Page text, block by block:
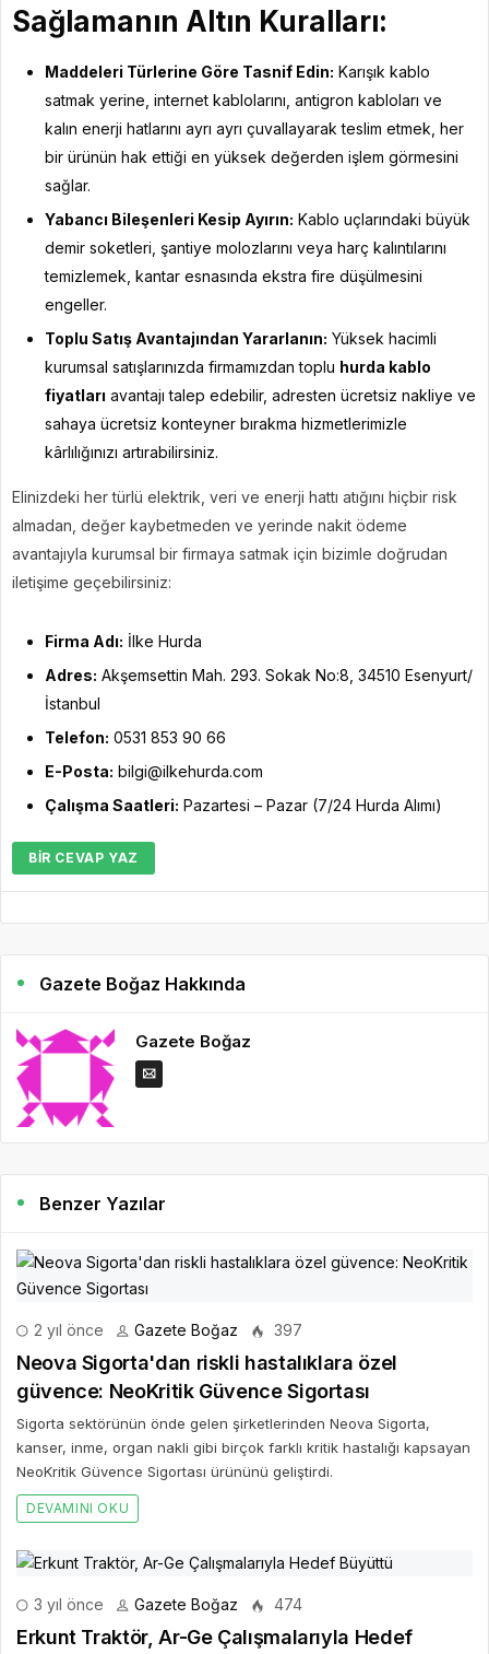
Sağlamanın Altın Kuralları:
Maddeleri Türlerine Göre Tasnif Edin: Karışık kablo
satmak yerine, internet kablolarını, antigron kabloları ve
kalın enerji hatlarını ayrı ayrı çuvallayarak teslim etmek, her
bir ürünün hak ettiği en yüksek değerden işlem görmesini
sağlar.
Yabancı Bileşenleri Kesip Ayırın: Kablo uçlarındaki büyük
demir soketleri, şantiye molozlarını veya harç kalıntılarını
temizlemek, kantar esnasında ekstra fire düşülmesini
engeller.
Toplu Satış Avantajından Yararlanın: Yüksek hacimli
kurumsal satışlarınızda firmamızdan toplu hurda kablo
fiyatları avantajı talep edebilir, adresten ücretsiz nakliye ve
sahaya ücretsiz konteyner bırakma hizmetlerimizle
kârlılığınızı artırabilirsiniz.
Elinizdeki her türlü elektrik, veri ve enerji hattı atığını hiçbir risk
almadan, değer kaybetmeden ve yerinde nakit ödeme
avantajıyla kurumsal bir firmaya satmak için bizimle doğrudan
iletişime geçebilirsiniz:
Firma Adı: İlke Hurda
Adres: Akşemsettin Mah. 293. Sokak No:8, 34510 Esenyurt/
İstanbul
Telefon: 0531 853 90 66
E-Posta: bilgi@ilkehurda.com
Çalışma Saatleri: Pazartesi – Pazar (7/24 Hurda Alımı)
BIR CEVAP YAZ
Gazete Boğaz Hakkında
Gazete Boğaz
Benzer Yazılar
2 yıl önce Gazete Boğaz 397
Neova Sigorta'dan riskli hastalıklara özel
güvence: NeoKritik Güvence Sigortası
Sigorta sektörünün önde gelen şirketlerinden Neova Sigorta,
kanser, inme, organ nakli gibi birçok farklı kritik hastalığı kapsayan
NeoKritik Güvence Sigortası ürününü geliştirdi.
DEVAMINI OKU
3 yıl önce Gazete Boğaz 474
Erkunt Traktör, Ar-Ge Çalışmalarıyla Hedef